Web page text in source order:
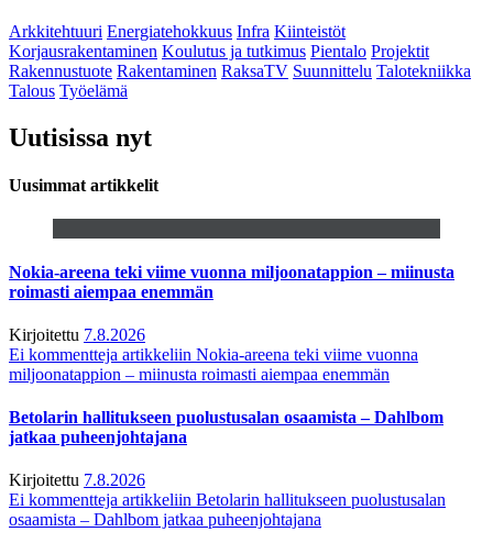
Arkkitehtuuri Energiatehokkuus Infra Kiinteistöt
Korjausrakentaminen Koulutus ja tutkimus Pientalo Projektit
Rakennustuote Rakentaminen RaksaTV Suunnittelu Talotekniikka
Talous Työelämä
Uutisissa nyt
Uusimmat artikkelit
Nokia-areena teki viime vuonna miljoonatappion – miinusta
roimasti aiempaa enemmän
Kirjoitettu 7.8.2026
Ei kommentteja artikkeliin Nokia-areena teki viime vuonna
miljoonatappion – miinusta roimasti aiempaa enemmän
Betolarin hallitukseen puolustusalan osaamista – Dahlbom
jatkaa puheenjohtajana
Kirjoitettu 7.8.2026
Ei kommentteja artikkeliin Betolarin hallitukseen puolustusalan
osaamista – Dahlbom jatkaa puheenjohtajana